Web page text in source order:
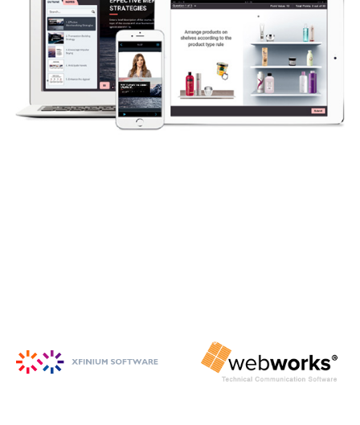
PowerPoint から HTML5 形式の e ラ
ーニング コンテンツを作成